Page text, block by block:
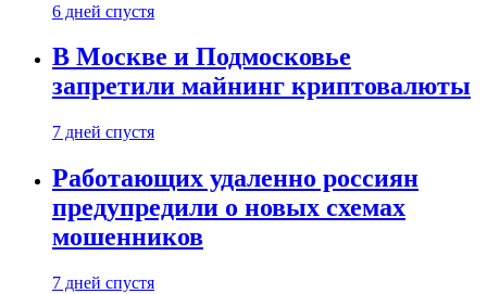
6 дней спустя
В Москве и Подмосковье
запретили майнинг криптовалюты
7 дней спустя
Работающих удаленно россиян
предупредили о новых схемах
мошенников
7 дней спустя